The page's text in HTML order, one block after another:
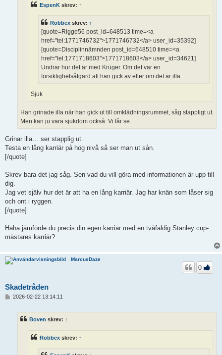
EspenK skrev: ↑
Robbex skrev: ↑
[quote=Rigge56 post_id=648513 time=<a
href="tel:1771746732">1771746732</a> user_id=35392]
[quote=Disciplinnämnden post_id=648510 time=<a
href="tel:1771718603">1771718603</a> user_id=34621]
Undrar hur det är med Krüger. Om det var en
försiktighetsåtgärd att han gick av eller om det är illa.
Sjuk
Han grinade illa när han gick ut till omklädningsrummet, såg stappligt ut.
Men kan ju vara sjukdom också. Vi får se.
Grinar illa… ser stapplig ut.
Testa en lång karriär på hög nivå så ser man ut sån.
[/quote]
Skrev bara det jag såg. Sen vad du vill göra med informationen är upp till
dig.
Jag vet själv hur det är att ha en lång karriär. Jag har knän som låser sig
och ont i ryggen.
[/quote]
Haha jämförde du precis din egen karriär med en tvåfaldig Stanley cup-
mästares karriär?
MarcusDaze
Skadetråden
0
2026-02-22 13:14:11
Boven skrev: ↑
Robbex skrev: ↑